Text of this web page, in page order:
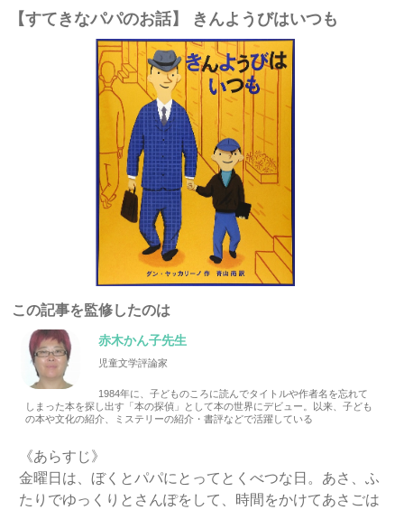
【すてきなパパのお話】 きんようびはいつも
この記事を監修したのは
赤木かん子先生
児童文学評論家
1984年に、子どものころに読んでタイトルや作者名を忘れて
しまった本を探し出す「本の探偵」として本の世界にデビュー。以来、子ども
の本や文化の紹介、ミステリーの紹介・書評などで活躍している
《あらすじ》
金曜日は、ぼくとパパにとってとくべつな日。あさ、ふ
たりでゆっくりとさんぽをして、時間をかけてあさごは